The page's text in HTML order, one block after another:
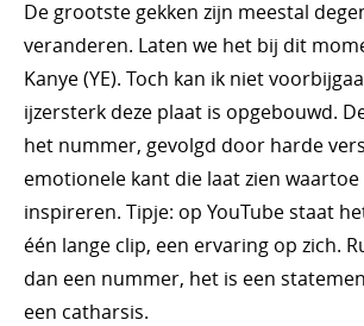
De grootste gekken zijn meestal
veranderen. Laten we het bij dit
Kanye (YE). Toch kan ik niet
ijzersterk deze plaat is opgebouwd.
het nummer, gevolgd door harde
emotionele kant die laat zien waartoe
inspireren. Tipje: op YouTube staat
één lange clip, een ervaring op zich.
dan een nummer, het is een
een catharsis.